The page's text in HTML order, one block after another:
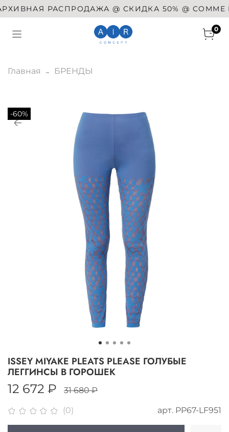
РАСПРОДАЖА @ СКИДКА 50% @ COMME DES
0
Главная БРЕНДЫ
-60%
(0) арт. PP67-LF951
ISSEY MIYAKE PLEATS PLEASE ГОЛУБЫЕ
ЛЕГГИНСЫ В ГОРОШЕК
12 672 ₽ 31 680 ₽